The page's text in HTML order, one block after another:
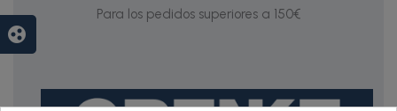
Para los pedidos superiores a 150€
group_work